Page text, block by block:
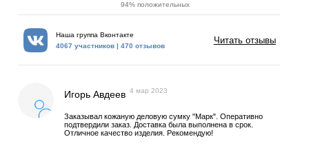
94% положительных
Наша группа Вконтакте
4067 участников | 470 отзывов
Читать отзывы
Игорь Авдеев 4 мар 2023
Заказывал кожаную деловую сумку "Марк". Оперативно
подтвердили заказ. Доставка была выполнена в срок.
Отличное качество изделия. Рекомендую!